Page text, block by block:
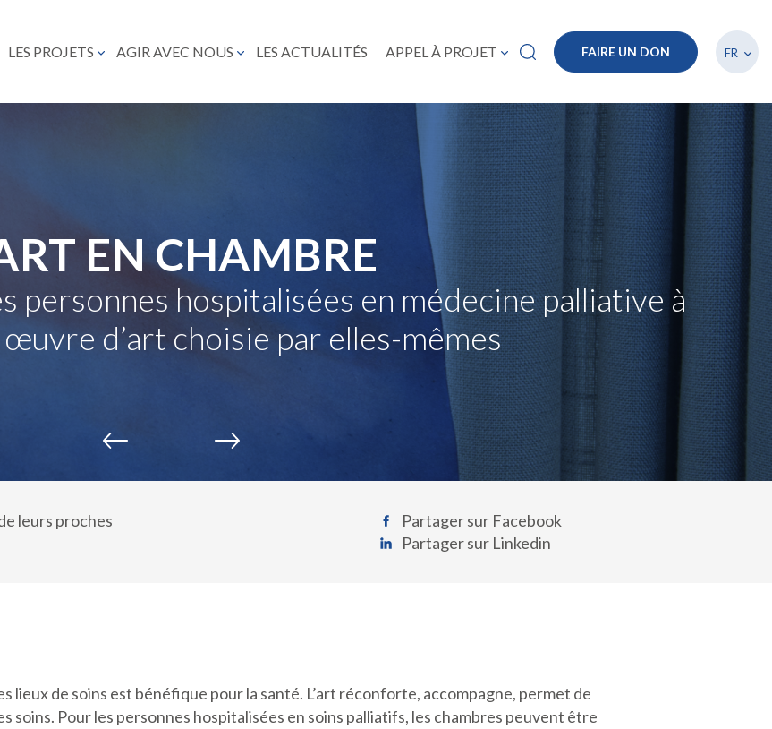
LES PROJETS AGIR AVEC NOUS LES ACTUALITÉS APPEL À PROJET FAIRE UN DON FR
Lister
EN CHAMBRE
personnes hospitalisées en médecine palliative à
d’art choisie par elles-mêmes
leurs proches
Partager sur Facebook
Partager sur Linkedin
lieux de soins est bénéfique pour la santé. L’art réconforte, accompagne, permet de
soins. Pour les personnes hospitalisées en soins palliatifs, les chambres peuvent être